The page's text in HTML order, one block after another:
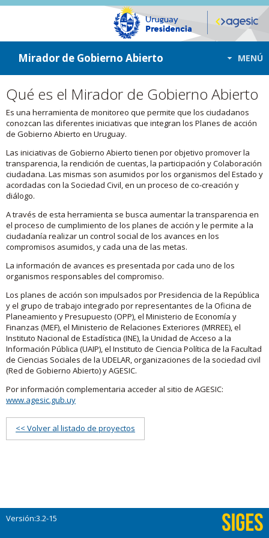
ir a contenido
ir al menú
Mirador de Gobierno Abierto MENÚ
Qué es el Mirador de Gobierno Abierto
Es una herramienta de monitoreo que permite que los ciudadanos
conozcan las diferentes iniciativas que integran los Planes de acción
de Gobierno Abierto en Uruguay.
Las iniciativas de Gobierno Abierto tienen por objetivo promover la
transparencia, la rendición de cuentas, la participación y Colaboración
ciudadana. Las mismas son asumidos por los organismos del Estado y
acordadas con la Sociedad Civil, en un proceso de co-creación y
diálogo.
A través de esta herramienta se busca aumentar la transparencia en
el proceso de cumplimiento de los planes de acción y le permite a la
ciudadanía realizar un control social de los avances en los
compromisos asumidos, y cada una de las metas.
La información de avances es presentada por cada uno de los
organismos responsables del compromiso.
Los planes de acción son impulsados por Presidencia de la República
y el grupo de trabajo integrado por representantes de la Oficina de
Planeamiento y Presupuesto (OPP), el Ministerio de Economía y
Finanzas (MEF), el Ministerio de Relaciones Exteriores (MRREE), el
Instituto Nacional de Estadística (INE), la Unidad de Acceso a la
Información Pública (UAIP), el Instituto de Ciencia Política de la Facultad
de Ciencias Sociales de la UDELAR, organizaciones de la sociedad civil
(Red de Gobierno Abierto) y AGESIC.
Por información complementaria acceder al sitio de AGESIC:
www.agesic.gub.uy
<< Volver al listado de proyectos
Versión:3.2-15